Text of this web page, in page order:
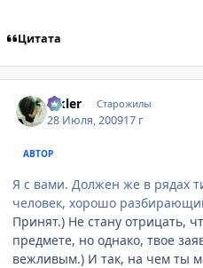
Цитата
Elkler Старожилы
28 Июля, 200917 г
АВТОР
Я с вами. Должен же в рядах
человек, хорошо
Принят.) Не стану отрицать,
предмете, но однако, твое
вежливым.) И так, на чем ты